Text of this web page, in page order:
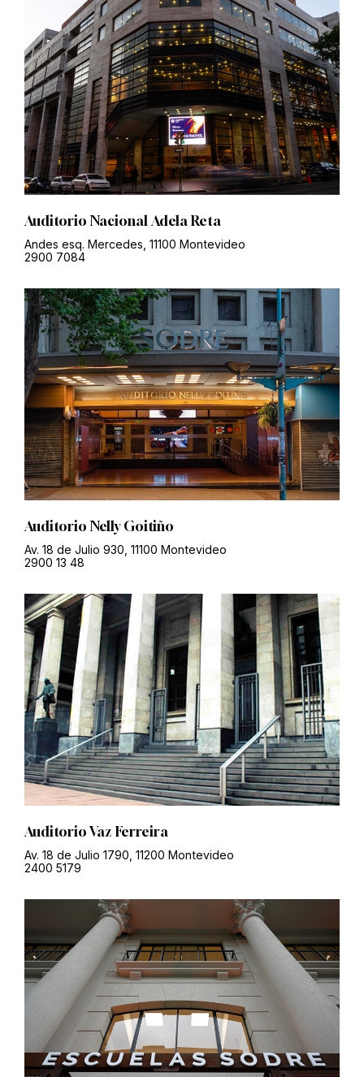
Auditorio Nacional Adela Reta
Andes esq. Mercedes, 11100 Montevideo
2900 7084
Auditorio Nelly Goitiño
Av. 18 de Julio 930, 11100 Montevideo
2900 13 48
Auditorio Vaz Ferreira
Av. 18 de Julio 1790, 11200 Montevideo
2400 5179